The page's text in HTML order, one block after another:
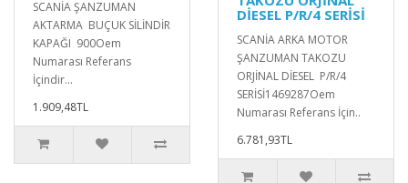
SCANİA ŞANZUMAN
AKTARMA BUÇUK SİLİNDİR
KAPAĞI 900Oem
Numarası Referans
İçindir...
1.909,48TL
DİESEL P/R/4 SERİSİ
SCANİA ARKA MOTOR
ŞANZUMAN TAKOZU
ORJİNAL DİESEL P/R/4
SERİSİ1469287Oem
Numarası Referans İçin..
6.781,93TL